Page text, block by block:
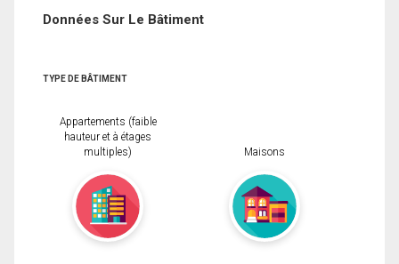
Données Sur Le Bâtiment
TYPE DE BÂTIMENT
Appartements (faible
hauteur et à étages
multiples)
Maisons